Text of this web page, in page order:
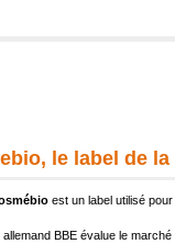
le label de
est un label utilisé
allemand BBE évalue le